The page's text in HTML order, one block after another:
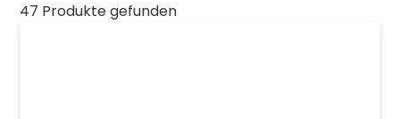
47 Produkte gefunden